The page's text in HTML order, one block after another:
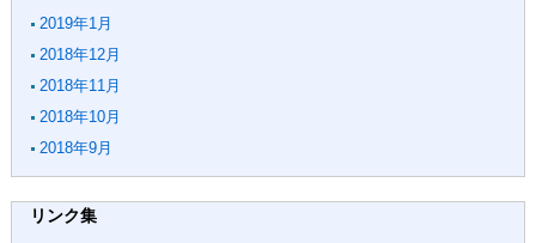
2019年1月
2018年12月
2018年11月
2018年10月
2018年9月
リンク集